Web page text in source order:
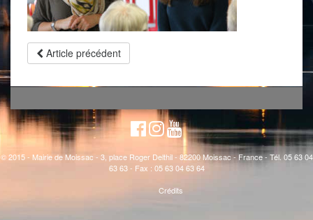
Article précédent
© 2015 - Mairie de Moissac - 3, place Roger Delthil - 82200 Moissac - France - Tél. 05 63 04
63 63 - Fax : 05 63 04 63 64
Crédits